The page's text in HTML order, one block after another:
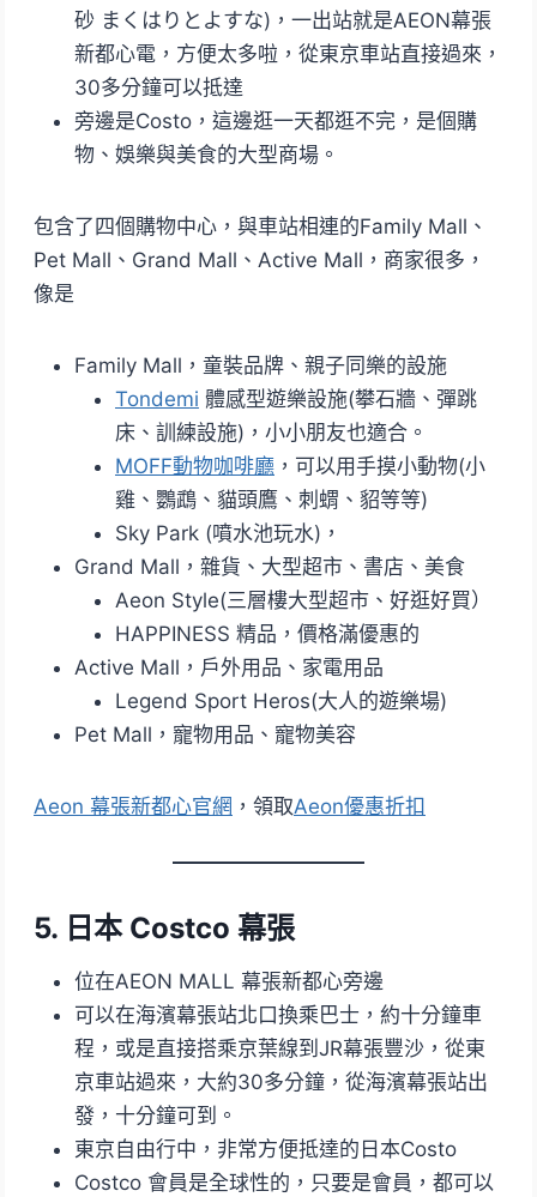
砂 まくはりとよすな)，一出站就是AEON幕張
新都心電，方便太多啦，從東京車站直接過來，
30多分鐘可以抵達
旁邊是Costo，這邊逛一天都逛不完，是個購
物、娛樂與美食的大型商場。
包含了四個購物中心，與車站相連的Family Mall、
Pet Mall、Grand Mall、Active Mall，商家很多，
像是
Family Mall，童裝品牌、親子同樂的設施
Tondemi 體感型遊樂設施(攀石牆、彈跳
床、訓練設施)，小小朋友也適合。
MOFF動物咖啡廳 ，可以用手摸小動物(小
雞、鸚鵡、貓頭鷹、刺蝟、貂等等)
Sky Park (噴水池玩水)，
Grand Mall，雜貨、大型超市、書店、美食
Aeon Style(三層樓大型超市、好逛好買）
HAPPINESS 精品，價格滿優惠的
Active Mall，戶外用品、家電用品
Legend Sport Heros(大人的遊樂場)
Pet Mall，寵物用品、寵物美容
Aeon 幕張新都心官網 ，領取Aeon優惠折扣
5. 日本 Costco 幕張
位在AEON MALL 幕張新都心旁邊
可以在海濱幕張站北口換乘巴士，約十分鐘車
程，或是直接搭乘京葉線到JR幕張豐沙，從東
京車站過來，大約30多分鐘，從海濱幕張站出
發，十分鐘可到。
東京自由行中，非常方便抵達的日本Costo
Costco 會員是全球性的，只要是會員，都可以